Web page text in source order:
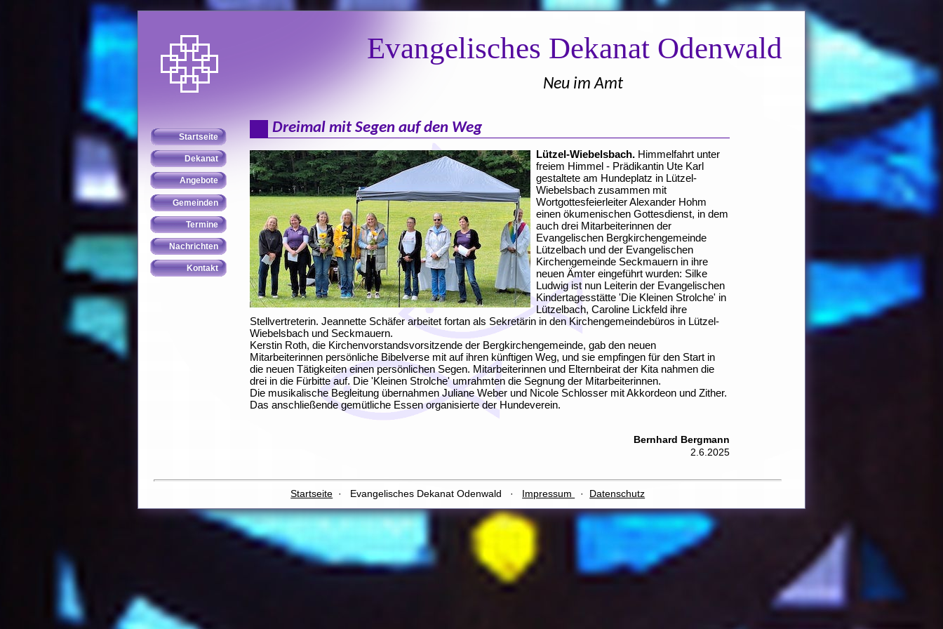
Evangelisches Dekanat Odenwald
Neu im Amt
Dreimal mit Segen auf den Weg
Lützel-Wiebelsbach. Himmelfahrt unter
freiem Himmel - Prädikantin Ute Karl
gestaltete am Hundeplatz in Lützel-
Wiebelsbach zusammen mit
Wortgottesfeierleiter Alexander Hohm
einen ökumenischen Gottesdienst, in dem
auch drei Mitarbeiterinnen der
Evangelischen Bergkirchengemeinde
Lützelbach und der Evangelischen
Kirchengemeinde Seckmauern in ihre
neuen Ämter eingeführt wurden: Silke
Ludwig ist nun Leiterin der Evangelischen
Kindertagesstätte 'Die Kleinen Strolche' in
Lützelbach, Caroline Lickfeld ihre
Stellvertreterin. Jeannette Schäfer arbeitet fortan als Sekretärin in den Kirchengemeindebüros in Lützel-
Wiebelsbach und Seckmauern.
Kerstin Roth, die Kirchenvorstandsvorsitzende der Bergkirchengemeinde, gab den neuen
Mitarbeiterinnen persönliche Bibelverse mit auf ihren künftigen Weg, und sie empfingen für den Start in
die neuen Tätigkeiten einen persönlichen Segen. Mitarbeiterinnen und Elternbeirat der Kita nahmen die
drei in die Fürbitte auf. Die 'Kleinen Strolche' umrahmten die Segnung der Mitarbeiterinnen.
Die musikalische Begleitung übernahmen Juliane Weber und Nicole Schlosser mit Akkordeon und Zither.
Das anschließende gemütliche Essen organisierte der Hundeverein.
Bernhard Bergmann
2.6.2025
Startseite · Evangelisches Dekanat Odenwald · Impressum · Datenschutz